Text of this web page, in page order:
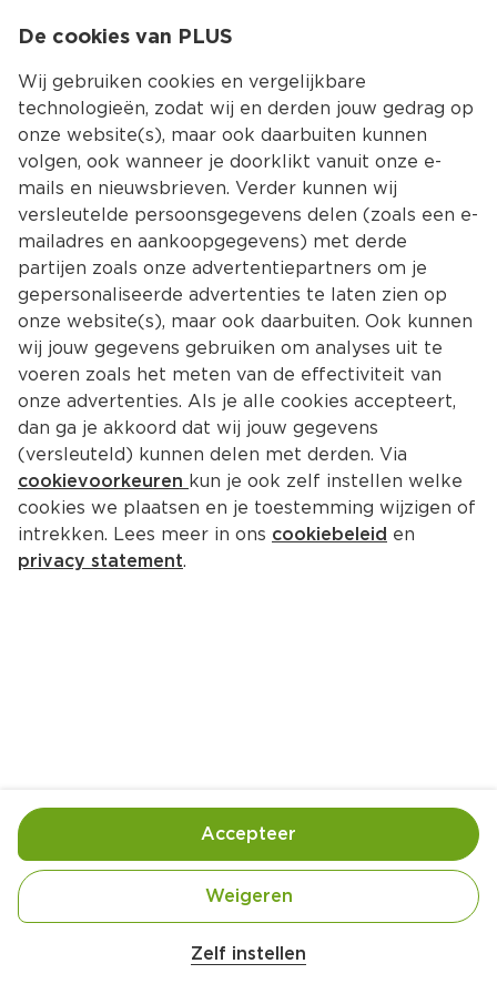
Kies jouw
Terug Producten
PLUS Limonadesiroop peer zero
Per Fles 750 ml  (per liter €4.33)
Handige informatie over dit product
Nutri-Score C
De cookies van PLUS
Wij gebruiken cookies en vergelijkbare
technologieën, zodat wij en derden jouw gedrag op
onze website(s), maar ook daarbuiten kunnen
volgen, ook wanneer je doorklikt vanuit onze e-
mails en nieuwsbrieven. Verder kunnen wij
versleutelde persoonsgegevens delen (zoals een e-
mailadres en aankoopgegevens) met derde
partijen zoals onze advertentiepartners om je
gepersonaliseerde advertenties te laten zien op
onze website(s), maar ook daarbuiten. Ook kunnen
wij jouw gegevens gebruiken om analyses uit te
voeren zoals het meten van de effectiviteit van
onze advertenties. Als je alle cookies accepteert,
dan ga je akkoord dat wij jouw gegevens
(versleuteld) kunnen delen met derden. Via
cookievoorkeuren kun je ook zelf instellen welke
cookies we plaatsen en je toestemming wijzigen of
intrekken. Lees meer in ons cookiebeleid en
privacy statement.
Zelf instellen
Weigeren
Accepteer